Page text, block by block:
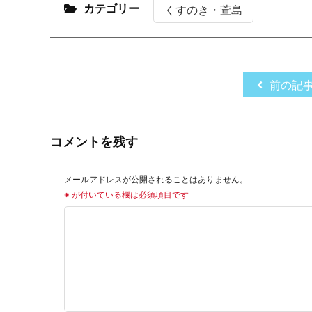
カテゴリー くすのき・萱島
前の記
コメントを残す
メールアドレスが公開されることはありません。
※ が付いている欄は必須項目です